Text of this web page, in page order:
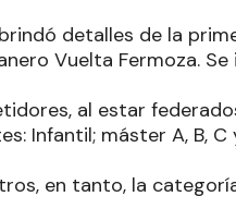
detalles de la
Vuelta Fermoza. Se
al estar
Infantil; máster A, B, C
en tanto, la